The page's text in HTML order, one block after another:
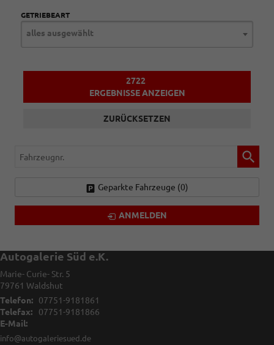
GETRIEBEART
alles ausgewählt
2722
ERGEBNISSE ANZEIGEN
ZURÜCKSETZEN
Fahrzeugnr.
Geparkte Fahrzeuge (0)
ANMELDEN
Autogalerie Süd e.K.
Marie- Curie- Str. 5
79761 Waldshut
Telefon:
07751-9181861
Telefax:
07751-9181866
E-Mail:
info@autogaleriesued.de